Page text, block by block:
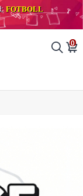
FOTBOLL
󰂨 0
󰃦